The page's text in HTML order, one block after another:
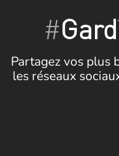
#Gard
Partagez vos plus
les réseaux